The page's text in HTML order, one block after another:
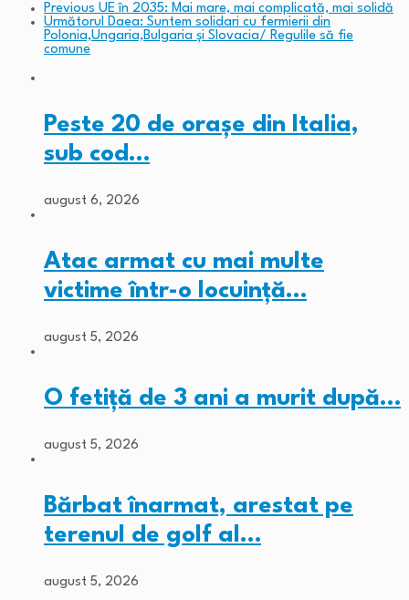
Previous UE în 2035: Mai mare, mai complicată, mai solidă
Următorul
Daea: Suntem solidari cu fermierii din
Polonia,Ungaria,Bulgaria și Slovacia/ Regulile să fie
comune
Peste 20 de orașe din Italia,
sub cod…
august 6, 2026
Atac armat cu mai multe
victime într-o locuință…
august 5, 2026
O fetiță de 3 ani a murit după…
august 5, 2026
Bărbat înarmat, arestat pe
terenul de golf al…
august 5, 2026